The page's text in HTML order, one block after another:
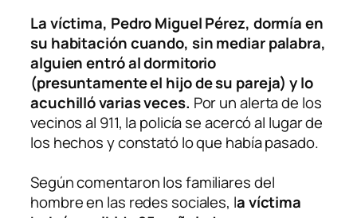
La víctima, Pedro Miguel Pérez, dormía en
su habitación cuando, sin mediar palabra,
alguien entró al dormitorio
(presuntamente el hijo de su pareja) y lo
acuchilló varias veces. Por un alerta de los
vecinos al 911, la policía se acercó al lugar de
los hechos y constató lo que había pasado.
Según comentaron los familiares del
hombre en las redes sociales, la víctima